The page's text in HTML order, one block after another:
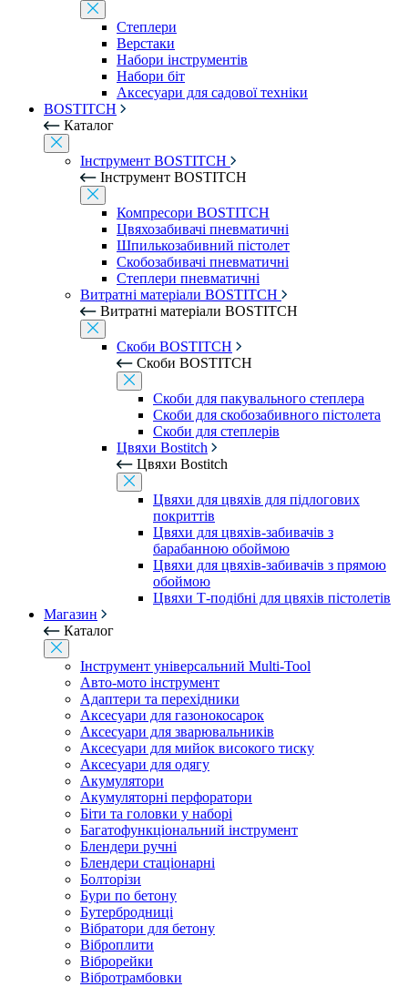
Степлери
Верстаки
Набори інструментів
Набори біт
Аксесуари для садової техніки
BOSTITCH
Каталог
Інструмент BOSTITCH
Інструмент BOSTITCH
Компресори BOSTITCH
Цвяхозабивачі пневматичні
Шпилькозабивний пістолет
Скобозабивачі пневматичні
Степлери пневматичні
Витратні матеріали BOSTITCH
Витратні матеріали BOSTITCH
Скоби BOSTITCH
Скоби BOSTITCH
Скоби для пакувального степлера
Скоби для скобозабивного пістолета
Скоби для степлерів
Цвяхи Bostitch
Цвяхи Bostitch
Цвяхи для цвяхів для підлогових
покриттів
Цвяхи для цвяхів-забивачів з
барабанною обоймою
Цвяхи для цвяхів-забивачів з прямою
обоймою
Цвяхи Т-подібні для цвяхів пістолетів
Магазин
Каталог
Інструмент універсальний Multi-Tool
Авто-мото інструмент
Адаптери та перехідники
Аксесуари для газонокосарок
Аксесуари для зварювальників
Аксесуари для мийок високого тиску
Аксесуари для одягу
Акумулятори
Акумуляторні перфоратори
Біти та головки у наборі
Багатофункціональний інструмент
Блендери ручні
Блендери стаціонарні
Болторізи
Бури по бетону
Бутербродниці
Вібратори для бетону
Віброплити
Віброрейки
Вібротрамбовки